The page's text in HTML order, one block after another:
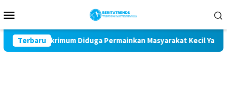
ke
Mobile
TerbaruDiduga Permainkan Masyarakat Kecil Yang Mencari